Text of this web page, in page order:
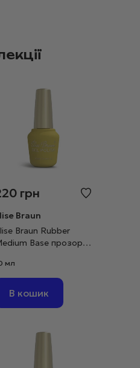
грн
Braun
Braun Rubber
Base прозора,
мл
В кошик